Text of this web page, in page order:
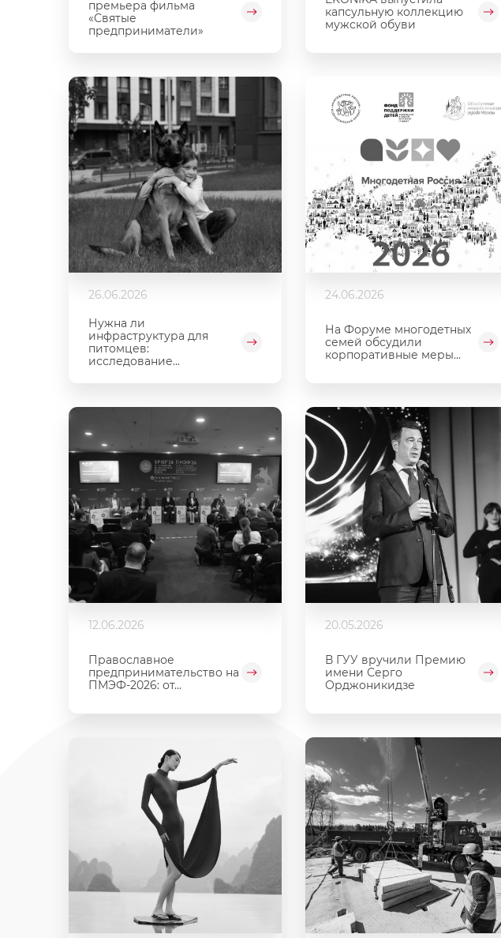
премьера фильма
«Святые
предприниматели»
капсульную коллекцию
мужской обуви
26.06.2026
Нужна ли
инфраструктура для
питомцев:
исследование...
24.06.2026
На Форуме многодетных
семей обсудили
корпоративные меры...
12.06.2026
Православное
предпринимательство на
ПМЭФ-2026: от...
20.05.2026
В ГУУ вручили Премию
имени Серго
Орджоникидзе